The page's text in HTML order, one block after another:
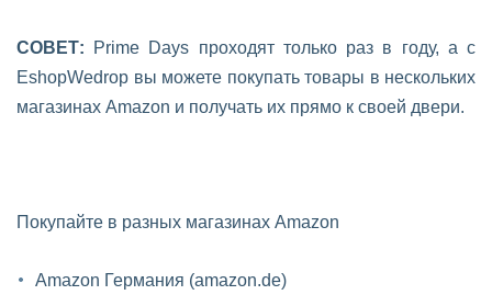
СОВЕТ: Prime Days проходят только раз в году, а с
EshopWedrop вы можете покупать товары в нескольких
магазинах Amazon и получать их прямо к своей двери.
Покупайте в разных магазинах Amazon
Amazon Германия (amazon.de)